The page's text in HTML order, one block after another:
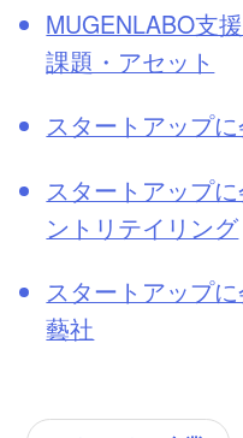
MUGENLABO支
課題・アセット
スタートアップ
スタートアップ
ントリテイリング
スタートアップ
藝社